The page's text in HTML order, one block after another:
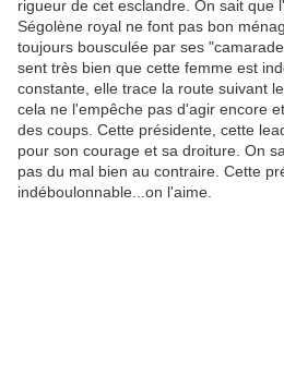
rigueur de cet esclandre. On sait que
Ségolène royal ne font pas bon
toujours bousculée par ses
sent très bien que cette femme est
constante, elle trace la route suivant
cela ne l'empêche pas d'agir encore
des coups. Cette présidente, cette
pour son courage et sa droiture. On
pas du mal bien au contraire. Cette
indéboulonnable...on l'aime.